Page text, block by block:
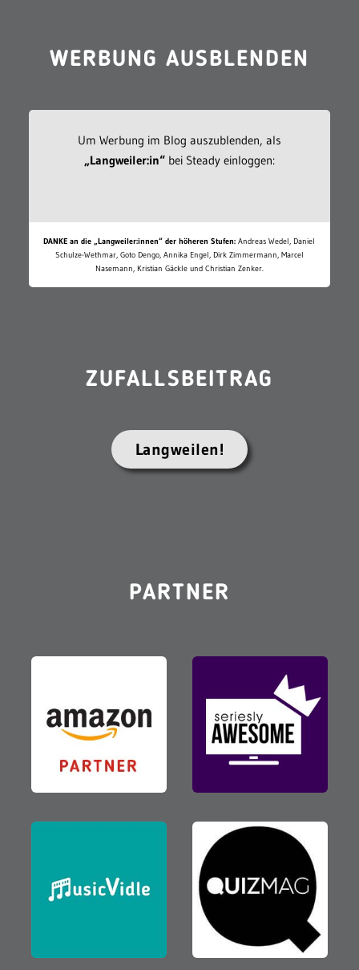
WERBUNG AUSBLENDEN
Um Werbung im Blog auszublenden, als
„Langweiler:in“bei Steady einloggen:
DANKE an die „Langweiler:innen“ der höheren Stufen: Andreas Wedel, Daniel
Schulze-Wethmar, Goto Dengo, Annika Engel, Dirk Zimmermann, Marcel
Nasemann, Kristian Gäckle und Christian Zenker.
ZUFALLSBEITRAG
Langweilen!
PARTNER